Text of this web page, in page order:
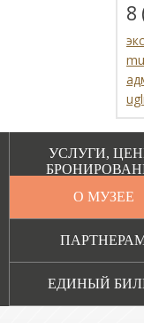
8
УСЛУГИ,
О МУЗЕЕ
ЕДИНЫЙ